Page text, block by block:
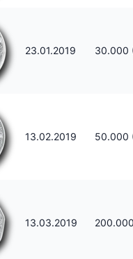
23.01.2019 30.000
13.02.2019 50.000
13.03.2019